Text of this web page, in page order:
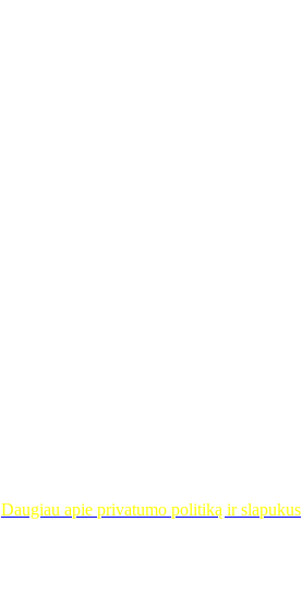
Daugiau apie privatumo politiką ir slapukus